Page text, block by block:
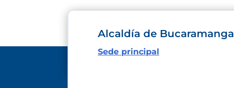
Alcaldía de Bucaramanga
Sede principal